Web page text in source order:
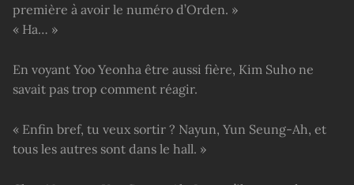
première à avoir le numéro d’Orden. »
« Ha… »
En voyant Yoo Yeonha être aussi fière, Kim Suho ne
savait pas trop comment réagir.
« Enfin bref, tu veux sortir ? Nayun, Yun Seung-Ah, et
tous les autres sont dans le hall. »